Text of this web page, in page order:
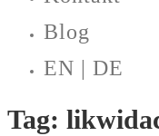
Blog
EN | DE
Tag: